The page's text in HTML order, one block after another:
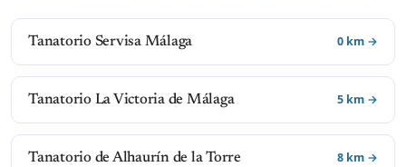
Tanatorio Servisa Málaga 0 km →
Tanatorio La Victoria de Málaga 5 km →
Tanatorio de Alhaurín de la Torre 8 km →